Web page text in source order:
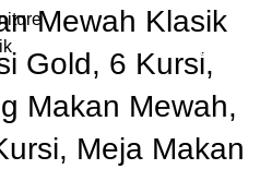
Mewah Klasik
Gold, 6 Kursi,
Makan Mewah,
Meja Makan